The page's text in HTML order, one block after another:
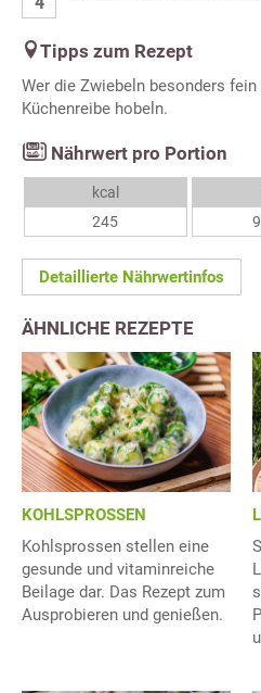
Tipps zum Rezept
Wer die Zwiebeln besonders
Küchenreibe hobeln.
Nährwert pro Portion
kcal
245
Detaillierte Nährwertinfos
ÄHNLICHE REZEPTE
KOHLSPROSSEN
Kohlsprossen stellen eine
gesunde und vitaminreiche
Beilage dar. Das Rezept zum
Ausprobieren und genießen.